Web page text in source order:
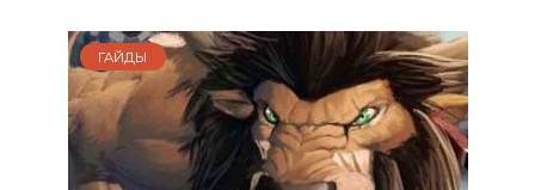
ГАЙДЫ